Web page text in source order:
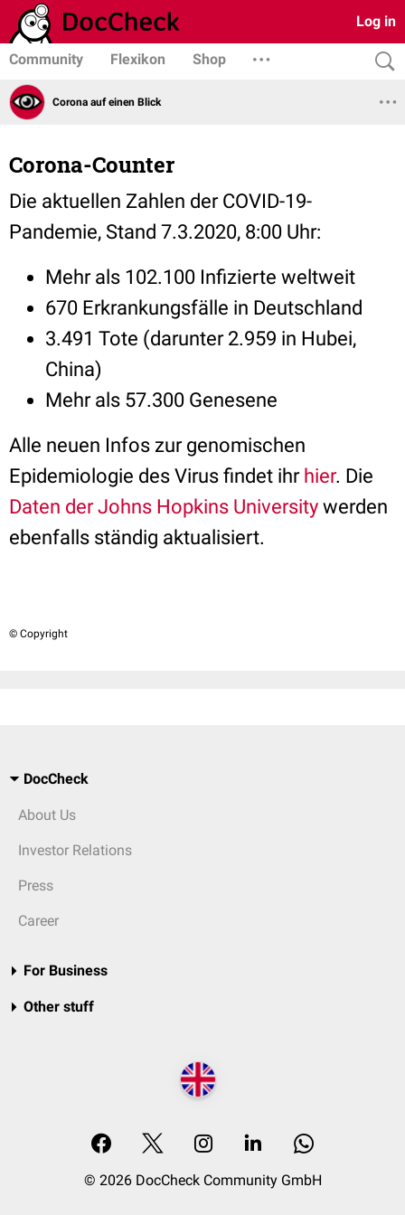
Log in
Community Flexikon Shop
Corona auf einen Blick
Corona-Counter
Die aktuellen Zahlen der COVID-19-
Pandemie, Stand 7.3.2020, 8:00 Uhr:
Mehr als 102.100 Infizierte weltweit
670 Erkrankungsfälle in Deutschland
3.491 Tote (darunter 2.959 in Hubei,
China)
Mehr als 57.300 Genesene
Alle neuen Infos zur genomischen
Epidemiologie des Virus findet ihr hier. Die
Daten der Johns Hopkins University werden
ebenfalls ständig aktualisiert.
© Copyright
DocCheck
About Us
Investor Relations
Press
Career
For Business
Other stuff
© 2026 DocCheck Community GmbH